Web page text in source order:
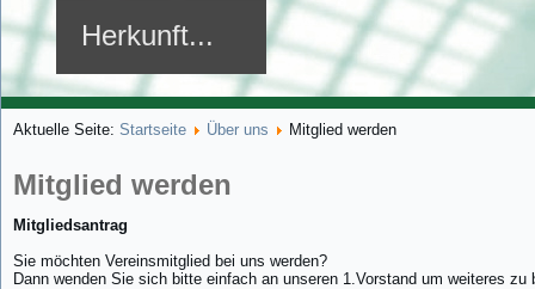
Herkunft...
Aktuelle Seite: Startseite Über uns Mitglied werden
Mitglied werden
Mitgliedsantrag
Sie möchten Vereinsmitglied bei uns werden?
Dann wenden Sie sich bitte einfach an unseren 1.Vorstand um weiteres zu